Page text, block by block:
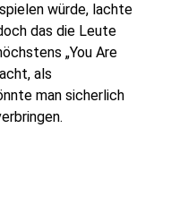
würde, lachte
das die Leute
„You Are
als
man sicherlich